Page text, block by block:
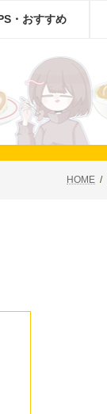
・おすすめ
HOME